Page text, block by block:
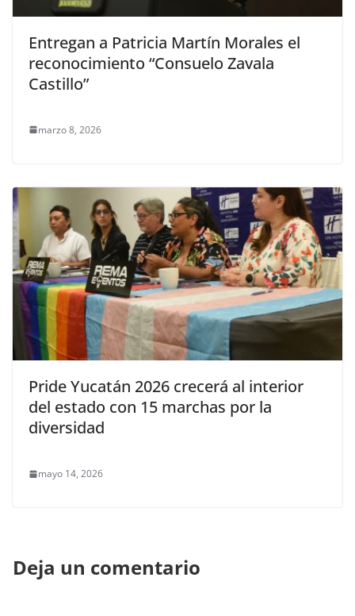
Entregan a Patricia Martín Morales el
reconocimiento “Consuelo Zavala
Castillo”
marzo 8, 2026
Pride Yucatán 2026 crecerá al interior
del estado con 15 marchas por la
diversidad
mayo 14, 2026
Deja un comentario